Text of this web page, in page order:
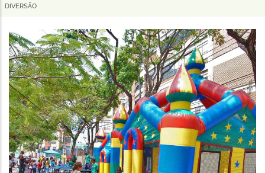
de
navegação
DIVERSÃO